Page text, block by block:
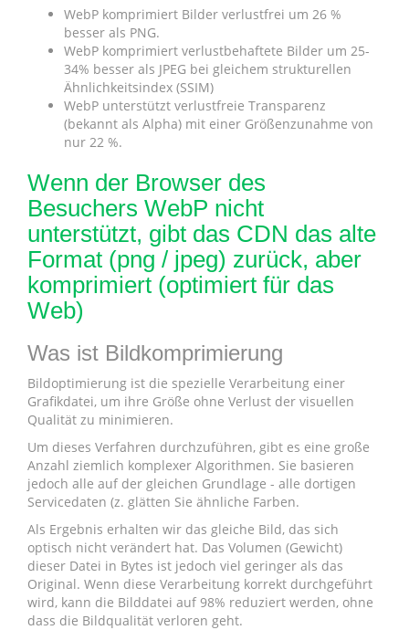
WebP komprimiert Bilder verlustfrei um 26 %
besser als PNG.
WebP komprimiert verlustbehaftete Bilder um 25-
34% besser als JPEG bei gleichem strukturellen
Ähnlichkeitsindex (SSIM)
WebP unterstützt verlustfreie Transparenz
(bekannt als Alpha) mit einer Größenzunahme von
nur 22 %.
Wenn der Browser des
Besuchers WebP nicht
unterstützt, gibt das CDN das alte
Format (png / jpeg) zurück, aber
komprimiert (optimiert für das
Web)
Was ist Bildkomprimierung
Bildoptimierung ist die spezielle Verarbeitung einer
Grafikdatei, um ihre Größe ohne Verlust der visuellen
Qualität zu minimieren.
Um dieses Verfahren durchzuführen, gibt es eine große
Anzahl ziemlich komplexer Algorithmen. Sie basieren
jedoch alle auf der gleichen Grundlage - alle dortigen
Servicedaten (z. glätten Sie ähnliche Farben.
Als Ergebnis erhalten wir das gleiche Bild, das sich
optisch nicht verändert hat. Das Volumen (Gewicht)
dieser Datei in Bytes ist jedoch viel geringer als das
Original. Wenn diese Verarbeitung korrekt durchgeführt
wird, kann die Bilddatei auf 98% reduziert werden, ohne
dass die Bildqualität verloren geht.